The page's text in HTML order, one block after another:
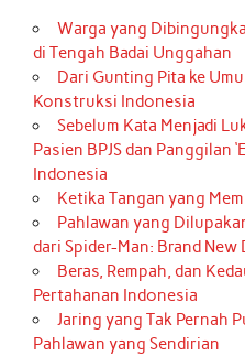
Warga yang
di Tengah Badai Unggahan
Dari Gunting Pita ke
Konstruksi Indonesia
Sebelum Kata Menjadi
Pasien BPJS dan Panggilan
Indonesia
Ketika Tangan yang
Pahlawan yang
dari Spider-Man: Brand New
Beras, Rempah, dan
Pertahanan Indonesia
Jaring yang Tak Pernah
Pahlawan yang Sendirian